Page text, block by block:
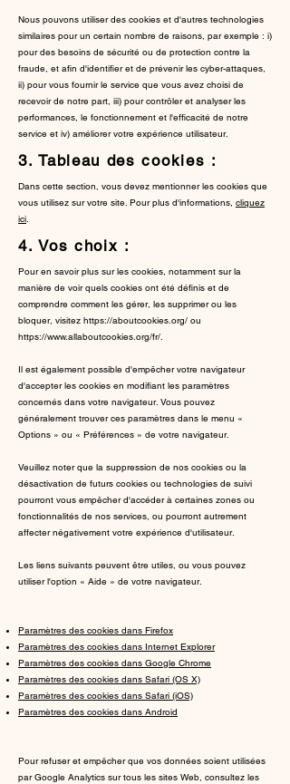
Nous pouvons utiliser des cookies et d'autres technologies
similaires pour un certain nombre de raisons, par exemple : i)
pour des besoins de sécurité ou de protection contre la
fraude, et afin d'identifier et de prévenir les cyber-attaques,
ii) pour vous fournir le service que vous avez choisi de
recevoir de notre part, iii) pour contrôler et analyser les
performances, le fonctionnement et l'efficacité de notre
service et iv) améliorer votre expérience utilisateur.
3. Tableau des cookies :
Dans cette section, vous devez mentionner les cookies que
vous utilisez sur votre site. Pour plus d'informations, cliquez
ici.
4. Vos choix :
Pour en savoir plus sur les cookies, notamment sur la
manière de voir quels cookies ont été définis et de
comprendre comment les gérer, les supprimer ou les
bloquer, visitez https://aboutcookies.org/ ou
https://www.allaboutcookies.org/fr/.
Il est également possible d'empêcher votre navigateur
d'accepter les cookies en modifiant les paramètres
concernés dans votre navigateur. Vous pouvez
généralement trouver ces paramètres dans le menu «
Options » ou « Préférences » de votre navigateur.
Veuillez noter que la suppression de nos cookies ou la
désactivation de futurs cookies ou technologies de suivi
pourront vous empêcher d'accéder à certaines zones ou
fonctionnalités de nos services, ou pourront autrement
affecter négativement votre expérience d'utilisateur.
Les liens suivants peuvent être utiles, ou vous pouvez
utiliser l'option « Aide » de votre navigateur.
Paramètres des cookies dans Firefox
Paramètres des cookies dans Internet Explorer
Paramètres des cookies dans Google Chrome
Paramètres des cookies dans Safari (OS X)
Paramètres des cookies dans Safari (iOS)
Paramètres des cookies dans Android
Pour refuser et empêcher que vos données soient utilisées
par Google Analytics sur tous les sites Web, consultez les